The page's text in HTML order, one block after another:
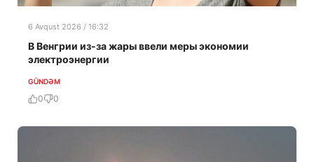
6 Avqust 2026 / 16:32
В Венгрии из-за жары ввели меры экономии
электроэнергии
GÜNDƏM
0 0